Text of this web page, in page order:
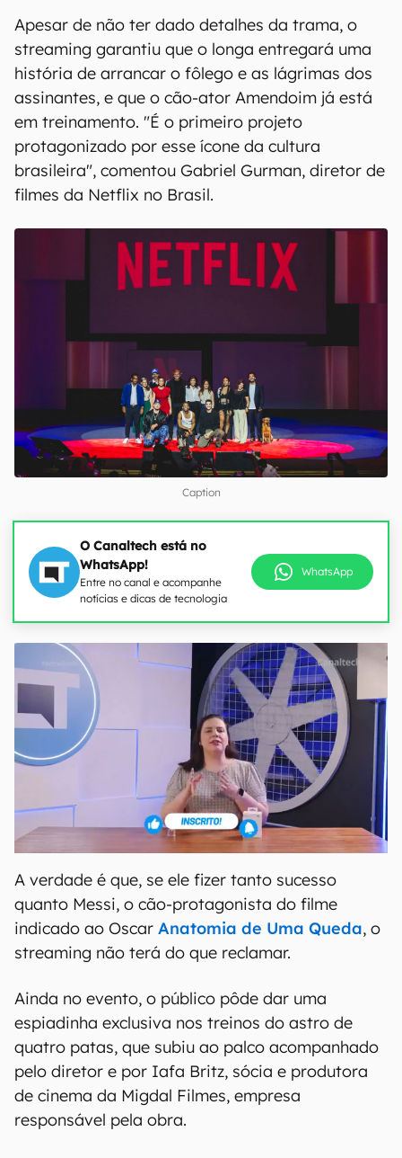
Apesar de não ter dado detalhes da trama, o
streaming garantiu que o longa entregará uma
história de arrancar o fôlego e as lágrimas dos
assinantes, e que o cão-ator Amendoim já está
em treinamento. "É o primeiro projeto
protagonizado por esse ícone da cultura
brasileira", comentou Gabriel Gurman, diretor de
filmes da Netflix no Brasil.
Caption
O Canaltech está no
WhatsApp!
Entre no canal e acompanhe
notícias e dicas de tecnologia
WhatsApp
A verdade é que, se ele fizer tanto sucesso
quanto Messi, o cão-protagonista do filme
indicado ao Oscar Anatomia de Uma Queda, o
streaming não terá do que reclamar.
Ainda no evento, o público pôde dar uma
espiadinha exclusiva nos treinos do astro de
quatro patas, que subiu ao palco acompanhado
pelo diretor e por Iafa Britz, sócia e produtora
de cinema da Migdal Filmes, empresa
responsável pela obra.